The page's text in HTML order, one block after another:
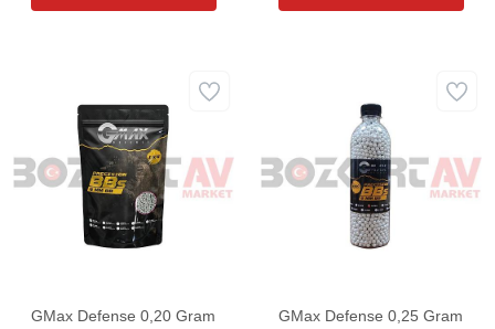
GMax Defense 0,20 Gram
GMax Defense 0,25 Gram